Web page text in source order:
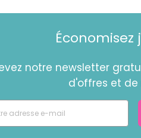
Économisez
notre newsletter
d'offres et